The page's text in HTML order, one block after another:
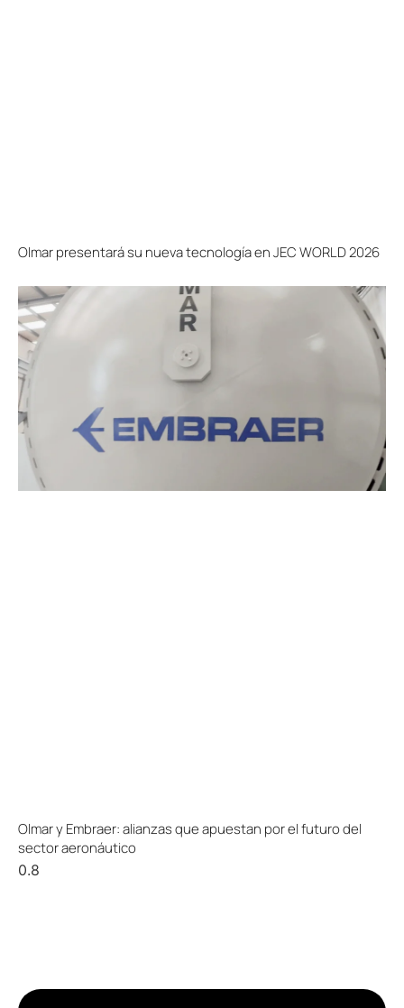
Olmar presentará su nueva tecnología en JEC WORLD 2026
Olmar y Embraer: alianzas que apuestan por el futuro del
sector aeronáutico